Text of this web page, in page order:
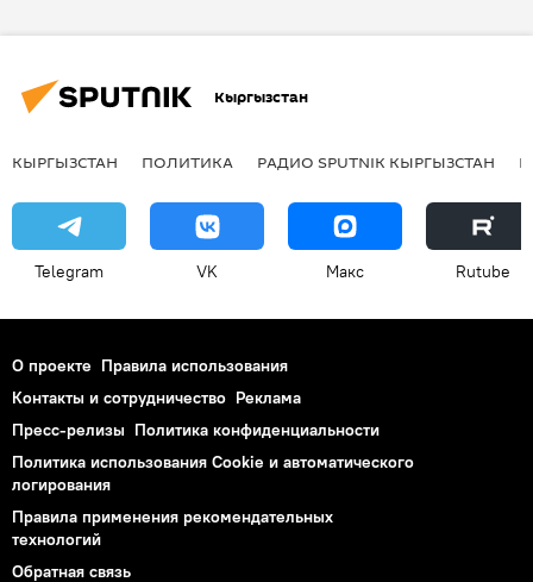
Кыргызстан
КЫРГЫЗСТАН ПОЛИТИКА РАДИО SPUTNIK КЫРГЫЗСТАН
Telegram VK Макс Rutube
О проекте Правила использования
Контакты и сотрудничество Реклама
Пресс-релизы Политика конфиденциальности
Политика использования Cookie и автоматического
логирования
Правила применения рекомендательных
технологий
Обратная связь